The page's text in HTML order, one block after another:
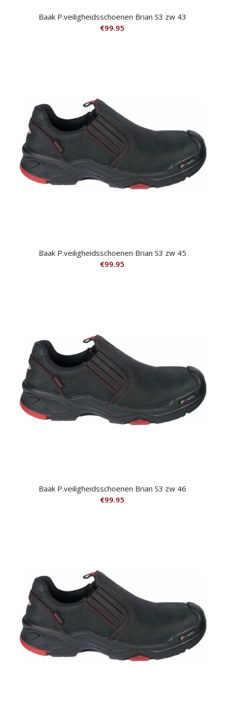
Baak P.veiligheidsschoenen Brian S3 zw 43
€99.95
Baak P.veiligheidsschoenen Brian S3 zw 45
€99.95
Baak P.veiligheidsschoenen Brian S3 zw 46
€99.95